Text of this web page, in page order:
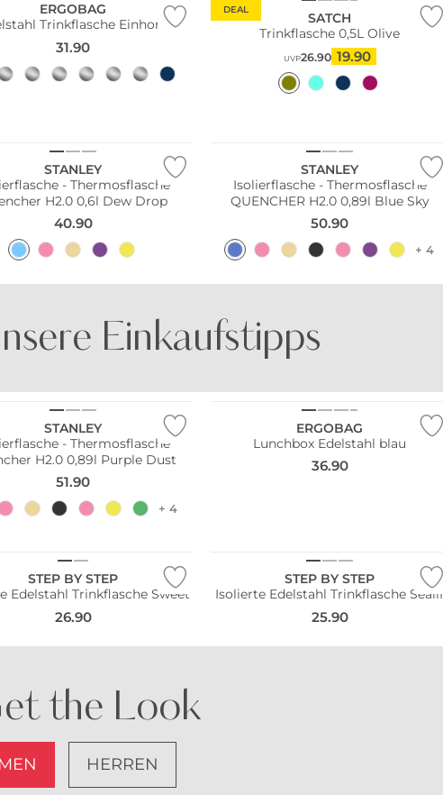
ERGOBAG
Trinkflasche Einhorn
31.90
DEAL
SATCH
Trinkflasche 0,5L Olive
UVP26.90 19.90
STANLEY
- Thermosflasche
H2.0 0,6l Dew Drop
40.90
STANLEY
Isolierflasche - Thermosflasche
QUENCHER H2.0 0,89l Blue Sky
50.90
+ 4
Einkaufstipps
BE FAMOUS DOCK AND BAY
STANLEY
- Thermosflasche
Quencher H2.0 0,89l Purple Dust
51.90
+ 4
ERGOBAG
Lunchbox Edelstahl blau
36.90
STEP BY STEP
Edelstahl Trinkflasche Sweet
26.90
STEP BY STEP
Isolierte Edelstahl Trinkflasche Sealif
25.90
the Look
HERREN